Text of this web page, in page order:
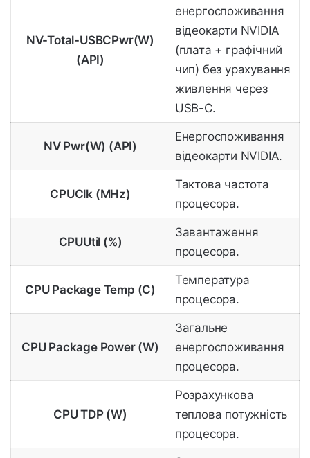
NV-Total-USBCPwr(W)
(API)
енергоспоживання
відеокарти NVIDIA
(плата + графічний
чип) без урахування
живлення через
USB-C.
NV Pwr(W) (API)
Енергоспоживання
відеокарти NVIDIA.
CPUClk (MHz)
Тактова частота
процесора.
CPUUtil (%)
Завантаження
процесора.
CPU Package Temp (C)
Температура
процесора.
CPU Package Power (W)
Загальне
енергоспоживання
процесора.
CPU TDP (W)
Розрахункова
теплова потужність
процесора.